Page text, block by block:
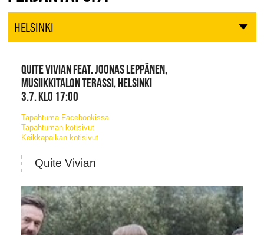
HELSINKI
QUITE VIVIAN FEAT. JOONAS LEPPÄNEN,
MUSIIKKITALON TERASSI, HELSINKI
3.7. KLO 17:00
Tapahtuma Facebookissa
Tapahtuman kotisivut
Keikkapaikan kotisivut
Quite Vivian